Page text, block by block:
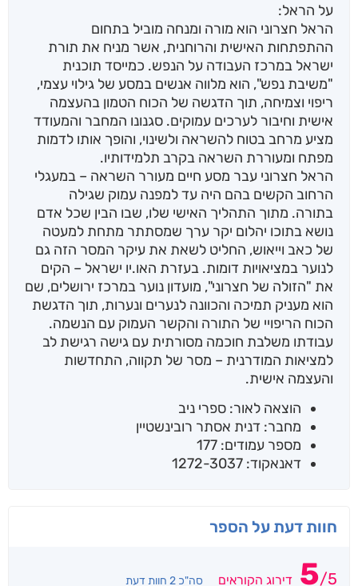
על הראל:
הראל חצרוני הוא מורה ומנחה מוביל בתחום
ההתפתחות האישית והרוחנית, אשר מניח את תורת
ישראל במרכז העבודה על הנפש. כמייסד תוכנית
"משיבת נפש", הוא מלווה אנשים במסע של גילוי עצמי,
ריפוי וצמיחה, תוך הדגשה של הכוח הטמון בהעצמה
אישית וחיבור לערכים עמוקים. סגנונו המחבר והמעודד
מציע מרחב בטוח להשראה ולשינוי, והופך אותו לדמות
מפתח ומעוררת השראה בקרב תלמידותיו.
הראל חצרוני עבר מסע חיים מעורר השראה – במעגלי
הרחוב הקשים בהם היה עד למפנה עמוק שגילה
בתורה. מתוך התהליך האישי שלו, שבו הבין שכל אדם
נושא בתוכו יהלום יקר ערך שמסתתר מתחת למעטה
של כאב וייאוש, החליט לשאת את עיקר המסר הזה גם
לנוער במציאויות דומות. בעזרת האו.יו ישראל – הקים
את "הזולה של חצרוני", מועדון נוער במרכז ירושלים, שם
הוא מעניק תמיכה והכוונה לנערים ונערות, תוך הדגשת
הכוח הריפויי של התורה והקשר העמוק עם הנשמה.
עבודתו משלבת חוכמה מסורתית עם גישה רגישת לב
למציאות המודרנית – מסר של תקווה, התחדשות
והעצמה אישית.
הוצאה לאור: ספרי ניב
מחבר: דנית אסתר רובינשטיין
מספר עמודים: 177
דאנאקוד: 1272-3037
חוות דעת על הספר
5/5 דירוג הקוראים סה"כ 2 חוות דעת